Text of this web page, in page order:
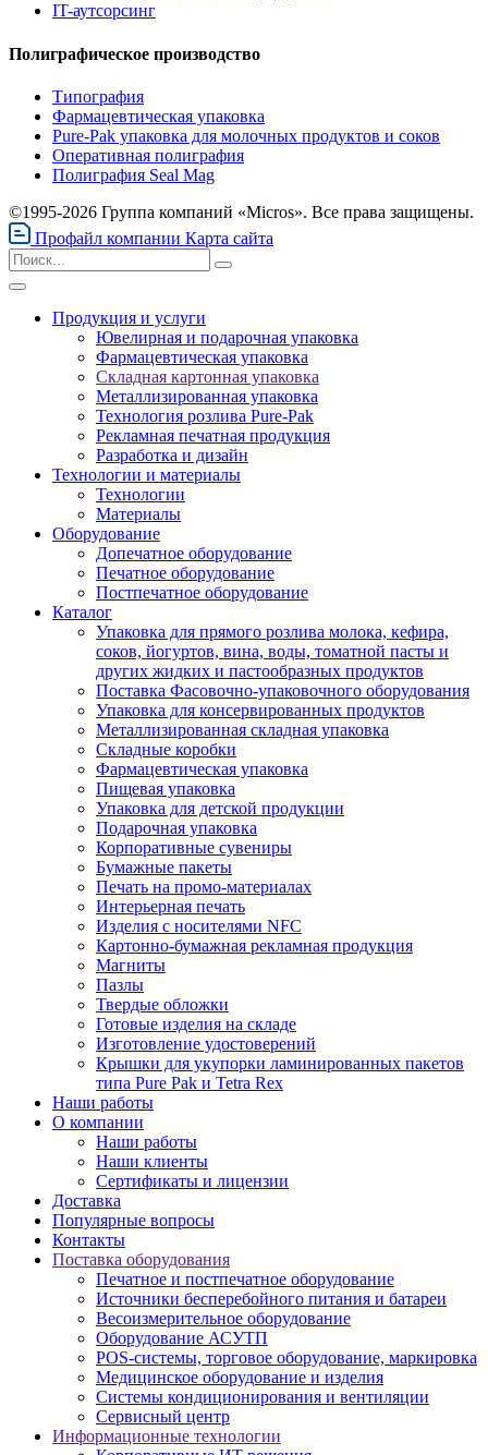
IT-аутсорсинг
Полиграфическое производство
Типография
Фармацевтическая упаковка
Pure-Pak упаковка для молочных продуктов и соков
Оперативная полиграфия
Полиграфия Seal Mag
©1995-2026 Группа компаний «Micros». Все права защищены.
Профайл компании Карта сайта
Продукция и услуги
Ювелирная и подарочная упаковка
Фармацевтическая упаковка
Складная картонная упаковка
Металлизированная упаковка
Технология розлива Pure-Pak
Рекламная печатная продукция
Разработка и дизайн
Технологии и материалы
Технологии
Материалы
Оборудование
Допечатное оборудование
Печатное оборудование
Постпечатное оборудование
Каталог
Упаковка для прямого розлива молока, кефира,
соков, йогуртов, вина, воды, томатной пасты и
других жидких и пастообразных продуктов
Поставка Фасовочно-упаковочного оборудования
Упаковка для консервированных продуктов
Металлизированная складная упаковка
Складные коробки
Фармацевтическая упаковка
Пищевая упаковка
Упаковка для детской продукции
Подарочная упаковка
Корпоративные сувениры
Бумажные пакеты
Печать на промо-материалах
Интерьерная печать
Изделия с носителями NFC
Картонно-бумажная рекламная продукция
Магниты
Пазлы
Твердые обложки
Готовые изделия на складе
Изготовление удостоверений
Крышки для укупорки ламинированных пакетов
типа Pure Pak и Tetra Rex
Наши работы
О компании
Наши работы
Наши клиенты
Сертификаты и лицензии
Доставка
Популярные вопросы
Контакты
Поставка оборудования
Печатное и постпечатное оборудование
Источники бесперебойного питания и батареи
Весоизмерительное оборудование
Оборудование АСУТП
POS-системы, торговое оборудование, маркировка
Медицинское оборудование и изделия
Системы кондиционирования и вентиляции
Сервисный центр
Информационные технологии